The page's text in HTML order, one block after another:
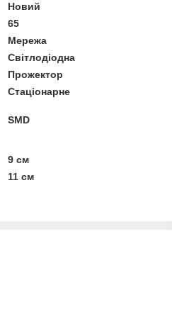
Новий
65
Мережа
Світлодіодна
Прожектор
Стаціонарне
SMD
9 см
11 см